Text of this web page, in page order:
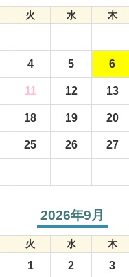
火 水 木
4 5 6
11 12 13
18 19 20
25 26 27
2026年9月
火 水 木
1 2 3